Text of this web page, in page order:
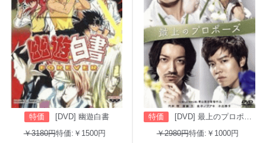
特価
[DVD] 幽遊白書
￥3180円特価:￥1500円
特価
[DVD] 最上のプロポーズ
￥2980円特価:￥1000円